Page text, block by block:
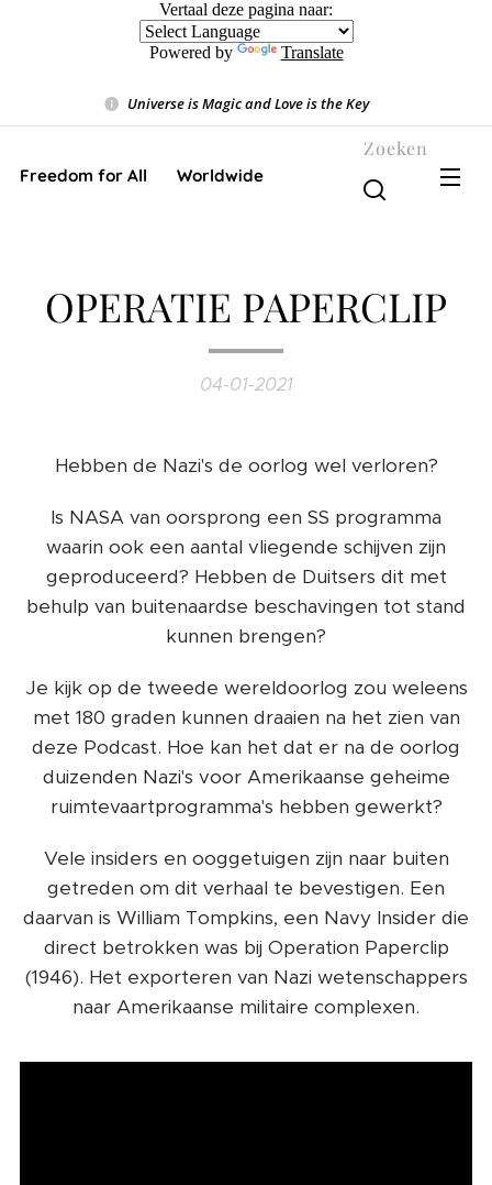
Vertaal deze pagina naar:
Powered by Translate
Universe is Magic and Love is the Key❤️
Freedom for All ❤️ Worldwide
Zoeken
OPERATIE PAPERCLIP
04-01-2021
Hebben de Nazi's de oorlog wel verloren?
Is NASA van oorsprong een SS programma
waarin ook een aantal vliegende schijven zijn
geproduceerd? Hebben de Duitsers dit met
behulp van buitenaardse beschavingen tot stand
kunnen brengen?
Je kijk op de tweede wereldoorlog zou weleens
met 180 graden kunnen draaien na het zien van
deze Podcast. Hoe kan het dat er na de oorlog
duizenden Nazi's voor Amerikaanse geheime
ruimtevaartprogramma's hebben gewerkt?
Vele insiders en ooggetuigen zijn naar buiten
getreden om dit verhaal te bevestigen. Een
daarvan is William Tompkins, een Navy Insider die
direct betrokken was bij Operation Paperclip
(1946). Het exporteren van Nazi wetenschappers
naar Amerikaanse militaire complexen.